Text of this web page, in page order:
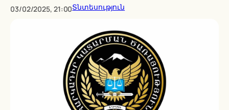
03/02/2025, 21:00Տնտեսություն